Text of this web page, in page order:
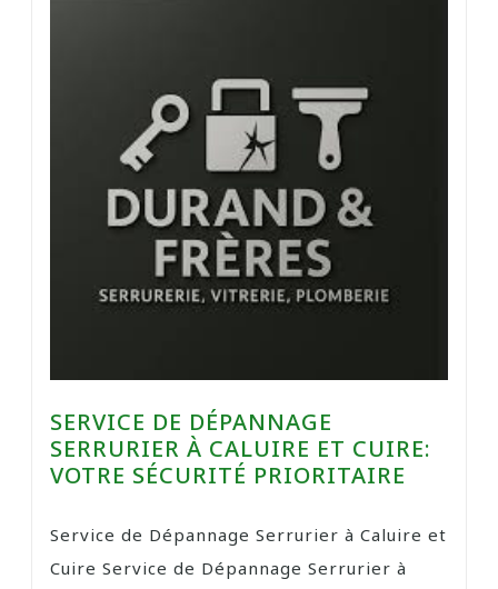
SERVICE DE DÉPANNAGE
SERRURIER À CALUIRE ET CUIRE:
VOTRE SÉCURITÉ PRIORITAIRE
Service de Dépannage Serrurier à Caluire et
Cuire Service de Dépannage Serrurier à